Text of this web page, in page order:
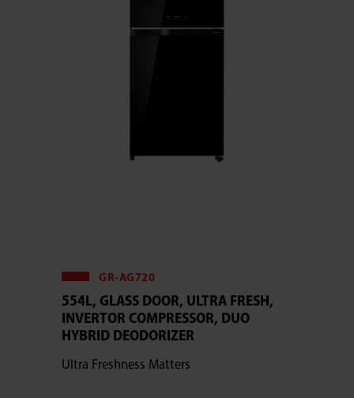
GR-AG720
554L, GLASS DOOR, ULTRA FRESH,
INVERTOR COMPRESSOR, DUO
HYBRID DEODORIZER
Ultra Freshness Matters